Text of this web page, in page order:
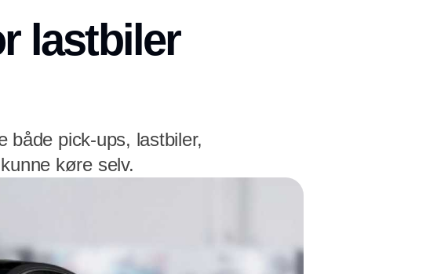
lastbiler
både pick-ups, lastbiler,
køre selv.